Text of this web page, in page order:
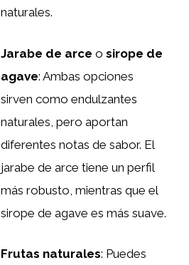
naturales.
Jarabe de arce o sirope de
agave: Ambas opciones
sirven como endulzantes
naturales, pero aportan
diferentes notas de sabor. El
jarabe de arce tiene un perfil
más robusto, mientras que el
sirope de agave es más suave.
Frutas naturales: Puedes